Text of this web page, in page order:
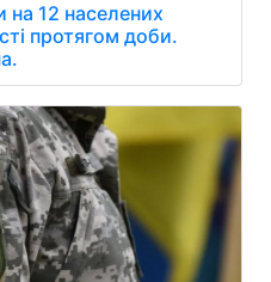
на 12 населених
протягом доби.